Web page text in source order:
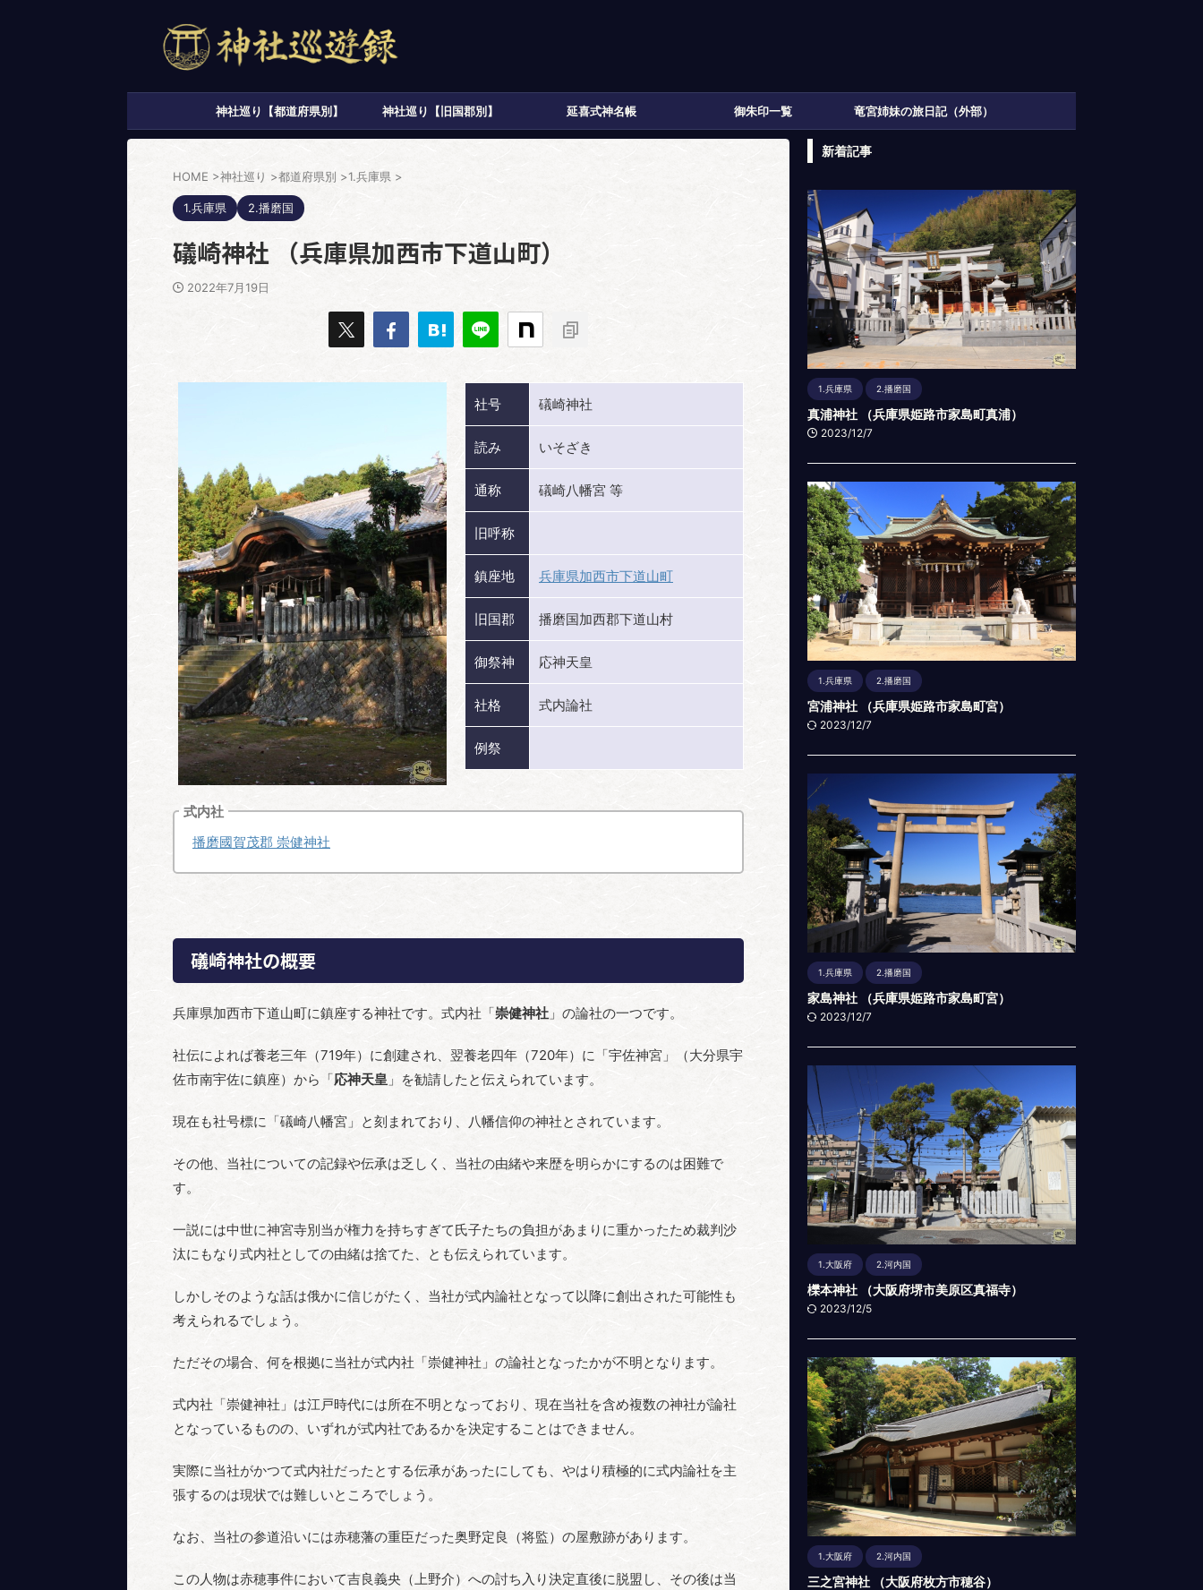
神社巡り【都道府県別】 神社巡り【旧国郡別】 延喜式神名帳 御朱印一覧 竜宮姉妹の旅日記（外部）
HOME >神社巡り >都道府県別 >1.兵庫県 >
1.兵庫県 2.播磨国
礒崎神社 （兵庫県加西市下道山町）
2022年7月19日
社号 礒崎神社
読み いそざき
通称 礒崎八幡宮 等
旧呼称
鎮座地 兵庫県加西市下道山町
旧国郡 播磨国加西郡下道山村
御祭神 応神天皇
社格 式内論社
例祭
式内社
播磨國賀茂郡 崇健神社
礒崎神社の概要
兵庫県加西市下道山町に鎮座する神社です。式内社「崇健神社 」の論社の一つです。
社伝によれば養老三年（719年）に創建され、翌養老四年（720年）に「宇佐神宮」（大分県宇
佐市南宇佐に鎮座）から「応神天皇 」を勧請したと伝えられています。
現在も社号標に「礒崎八幡宮」と刻まれており、八幡信仰の神社とされています。
その他、当社についての記録や伝承は乏しく、当社の由緒や来歴を明らかにするのは困難で
す。
一説には中世に神宮寺別当が権力を持ちすぎて氏子たちの負担があまりに重かったため裁判沙
汰にもなり式内社としての由緒は捨てた、とも伝えられています。
しかしそのような話は俄かに信じがたく、当社が式内論社となって以降に創出された可能性も
考えられるでしょう。
ただその場合、何を根拠に当社が式内社「崇健神社」の論社となったかが不明となります。
式内社「崇健神社」は江戸時代には所在不明となっており、現在当社を含め複数の神社が論社
となっているものの、いずれが式内社であるかを決定することはできません。
実際に当社がかつて式内社だったとする伝承があったにしても、やはり積極的に式内論社を主
張するのは現状では難しいところでしょう。
なお、当社の参道沿いには赤穂藩の重臣だった奥野定良（将監）の屋敷跡があります。
この人物は赤穂事件において吉良義央（上野介）への討ち入り決定直後に脱盟し、その後は当
新着記事
1.兵庫県 2.播磨国
真浦神社 （兵庫県姫路市家島町真浦）
2023/12/7
1.兵庫県 2.播磨国
宮浦神社 （兵庫県姫路市家島町宮）
2023/12/7
1.兵庫県 2.播磨国
家島神社 （兵庫県姫路市家島町宮）
2023/12/7
1.大阪府 2.河内国
櫟本神社 （大阪府堺市美原区真福寺）
2023/12/5
1.大阪府 2.河内国
三之宮神社 （大阪府枚方市穂谷）